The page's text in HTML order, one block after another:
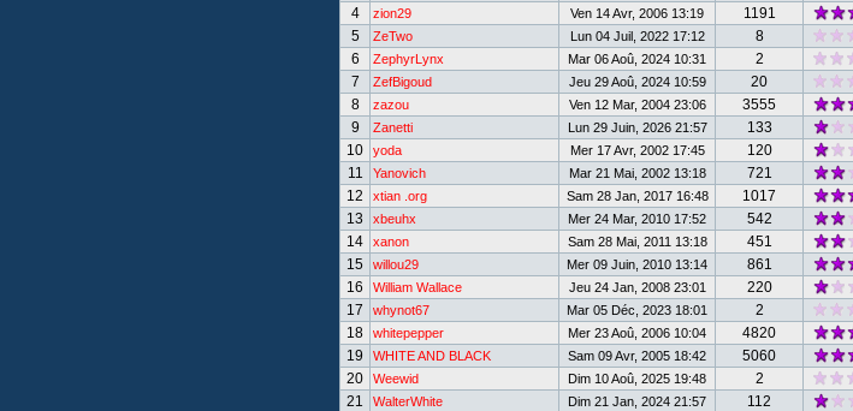
4
zion29 Ven 14 Avr, 2006 13:19 1191
5
ZeTwo Lun 04 Juil, 2022 17:12 8
6
ZephyrLynx Mar 06 Aoû, 2024 10:31 2
7
ZefBigoud Jeu 29 Aoû, 2024 10:59 20
8
zazou Ven 12 Mar, 2004 23:06 3555
9
Zanetti Lun 29 Juin, 2026 21:57 133
10
yoda Mer 17 Avr, 2002 17:45 120
11
Yanovich Mar 21 Mai, 2002 13:18 721
12
xtian .org Sam 28 Jan, 2017 16:48 1017
13
xbeuhx Mer 24 Mar, 2010 17:52 542
14
xanon Sam 28 Mai, 2011 13:18 451
15
willou29 Mer 09 Juin, 2010 13:14 861
16
William Wallace Jeu 24 Jan, 2008 23:01 220
17
whynot67 Mar 05 Déc, 2023 18:01 2
18
whitepepper Mer 23 Aoû, 2006 10:04 4820
19
WHITE AND BLACK Sam 09 Avr, 2005 18:42 5060
20
Weewid Dim 10 Aoû, 2025 19:48 2
21
WalterWhite Dim 21 Jan, 2024 21:57 112